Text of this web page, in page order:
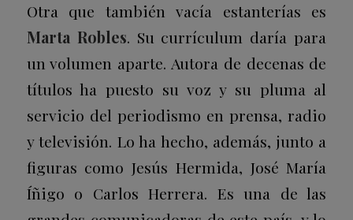
Otra que también vacía estanterías es
Marta Robles. Su currículum daría para
un volumen aparte. Autora de decenas de
títulos ha puesto su voz y su pluma al
servicio del periodismo en prensa, radio
y televisión. Lo ha hecho, además, junto a
figuras como Jesús Hermida, José María
Íñigo o Carlos Herrera. Es una de las